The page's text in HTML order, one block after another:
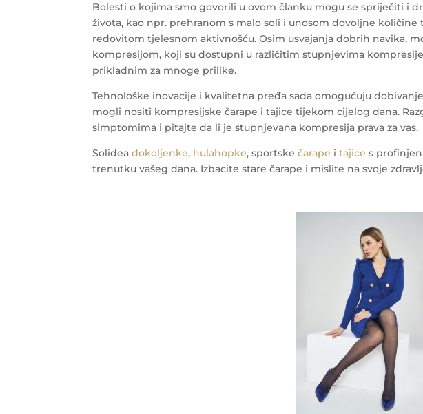
Bolesti o kojima smo govorili u ovom članku mogu se spriječiti i
života, kao npr. prehranom s malo soli i unosom dovoljne
redovitom tjelesnom aktivnošću. Osim usvajanja dobrih navika,
kompresijom, koji su dostupni u različitim stupnjevima
prikladnim za mnoge prilike.
Tehnološke inovacije i kvalitetna pređa sada omogućuju
mogli nositi kompresijske čarape i tajice tijekom cijelog dana.
simptomima i pitajte da li je stupnjevana kompresija prava za vas.
Solideadokoljenke, hulahopke, sportskečarape itajice s
trenutku vašeg dana. Izbacite stare čarape i mislite na svoje